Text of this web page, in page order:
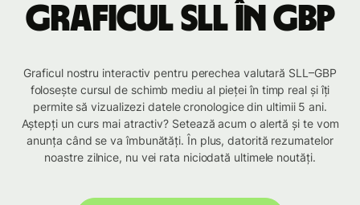
Graficul SLL în GBP
Graficul nostru interactiv pentru perechea valutară SLL–GBP
folosește cursul de schimb mediu al pieței în timp real și îți
permite să vizualizezi datele cronologice din ultimii 5 ani.
Aștepți un curs mai atractiv? Setează acum o alertă și te vom
anunța când se va îmbunătăți. În plus, datorită rezumatelor
noastre zilnice, nu vei rata niciodată ultimele noutăți.